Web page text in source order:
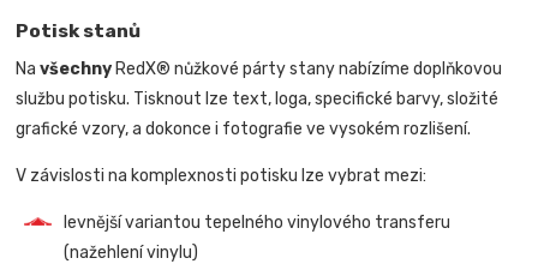
Potisk stanů
Navšechny RedX® nůžkové párty stany nabízíme doplňkovou
službu potisku. Tisknout lze text, loga, specifické barvy, složité
grafické vzory, a dokonce i fotografie ve vysokém rozlišení.
V závislosti na komplexnosti potisku lze vybrat mezi:
levnější variantou tepelného vinylového transferu
(nažehlení vinylu)